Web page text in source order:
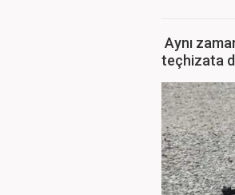
Aynı
teçhizata